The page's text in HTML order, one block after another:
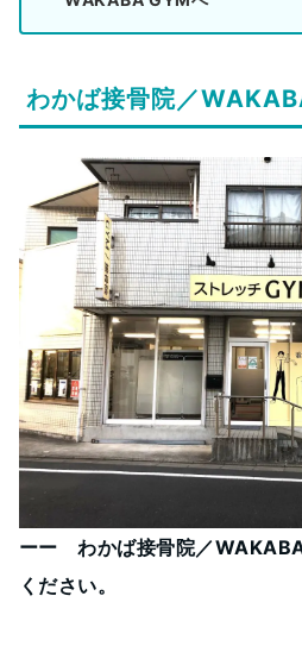
わかば接骨院／
ーー わかば接骨院／
ください。